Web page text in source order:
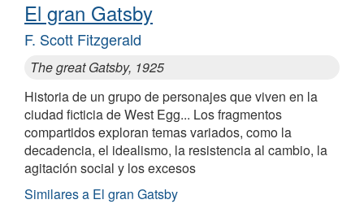
El gran Gatsby
F. Scott Fitzgerald
The great Gatsby, 1925
Historia de un grupo de personajes que viven en la
ciudad ficticia de West Egg... Los fragmentos
compartidos exploran temas variados, como la
decadencia, el idealismo, la resistencia al cambio, la
agitación social y los excesos
Similares a El gran Gatsby